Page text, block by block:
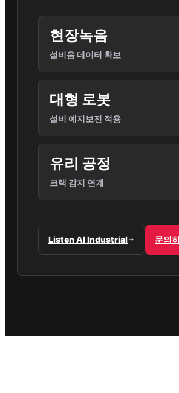
현장녹음
설비음 데이터 확보
대형 로봇
설비 예지보전 적용
유리 공정
크랙 감지 연계
Listen AI Industrial 문의